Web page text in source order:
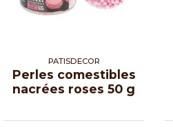
PATISDECOR
Perles comestibles
nacrées roses 50 g